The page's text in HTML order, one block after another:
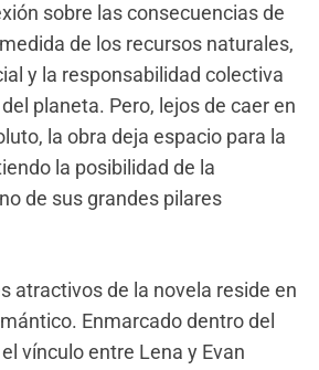
sobre las consecuencias de
de los recursos naturales,
y la responsabilidad colectiva
planeta. Pero, lejos de caer en
la obra deja espacio para la
la posibilidad de la
de sus grandes pilares
atractivos de la novela reside en
Enmarcado dentro del
vínculo entre Lena y Evan